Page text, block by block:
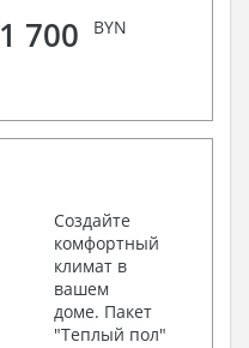
1 700 BYN
Создайте
комфортный
климат в
вашем
доме. Пакет
"Теплый пол"